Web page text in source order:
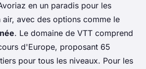
en un paradis pour les
air, avec des options comme le
. Le domaine de VTT comprend
d'Europe, proposant 65
pour tous les niveaux. Pour les